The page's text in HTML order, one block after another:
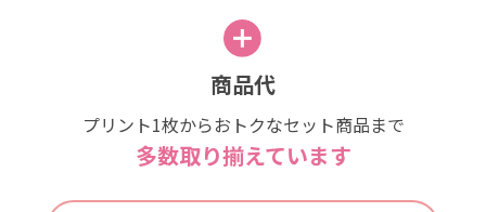
商品代
プリント1枚からおトクなセット商品まで
多数取り揃えています